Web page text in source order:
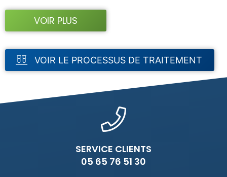
VOIR PLUS
VOIR LE PROCESSUS DE TRAITEMENT
SERVICE CLIENTS
05 65 76 51 30